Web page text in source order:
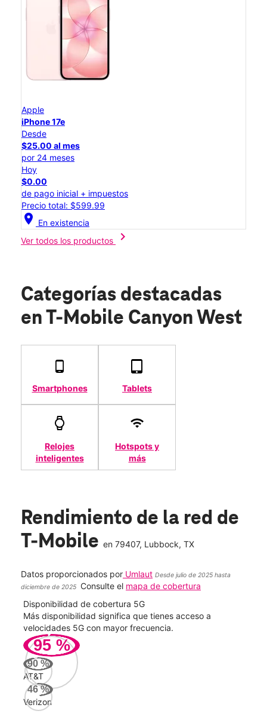
Apple
iPhone 17e
Desde
$25.00 al mes
por 24 meses
Hoy
$0.00
de pago inicial + impuestos
Precio total: $599.99
location_on En existencia
Ver todos los productos
chevron_right
Categorías destacadas
en T-Mobile Canyon West
Smartphones Tablets
Relojes
inteligentes
Hotspots y
más
Rendimiento de la red de
T-Mobile en 79407, Lubbock, TX
Datos proporcionados por Umlaut Desde julio de 2025 hasta
diciembre de 2025
Consulte el mapa de cobertura
Disponibilidad de cobertura 5G
Más disponibilidad significa que tienes acceso a
velocidades 5G con mayor frecuencia.
95 %
90 %
AT&T
46%
Verizon